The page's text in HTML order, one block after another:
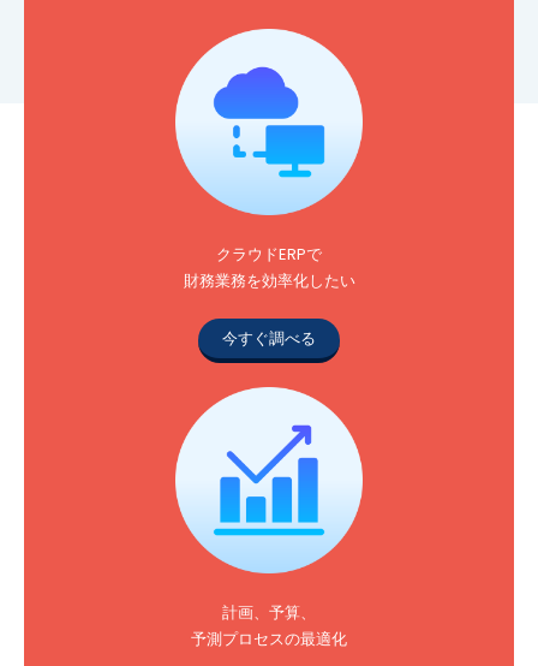
クラウドERPで
財務業務を効率化したい
今すぐ調べる
計画、予算、
予測プロセスの最適化